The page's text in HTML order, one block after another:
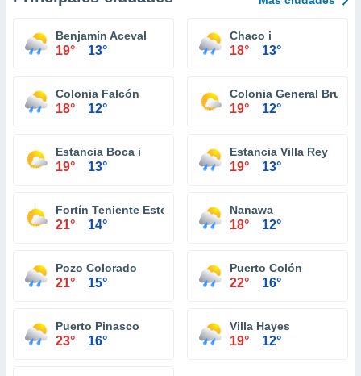
Benjamín Aceval
19° 13°
Chaco i
18° 13°
Colonia Falcón
18° 12°
Colonia General
19° 12°
Estancia Boca i
19° 13°
Estancia Villa Rey
19° 13°
Fortín Teniente Esteban Martínez
21° 14°
Nanawa
18° 12°
Pozo Colorado
21° 15°
Puerto Colón
22° 16°
Puerto Pinasco
23° 16°
Villa Hayes
19° 12°